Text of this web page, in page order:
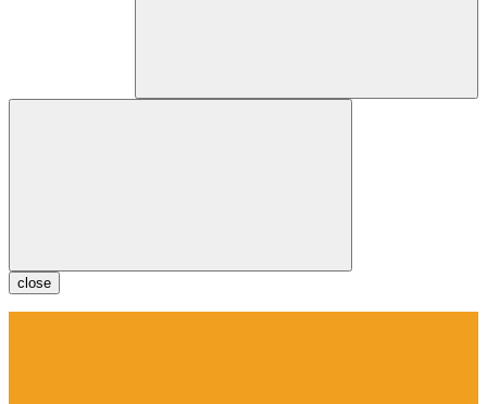
close